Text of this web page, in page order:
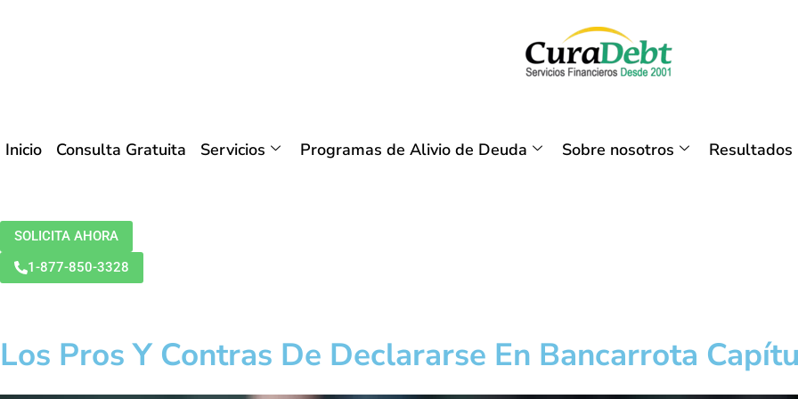
Inicio Consulta Gratuita Servicios Programas de Alivio de Deuda Sobre nosotros Resultados
SOLICITA AHORA
1-877-850-3328
Los Pros Y Contras De Declararse En Bancarrota